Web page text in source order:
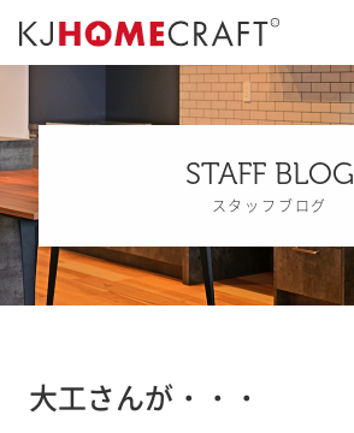
STAFF BLOG
スタッフブログ
大工さんが・・・